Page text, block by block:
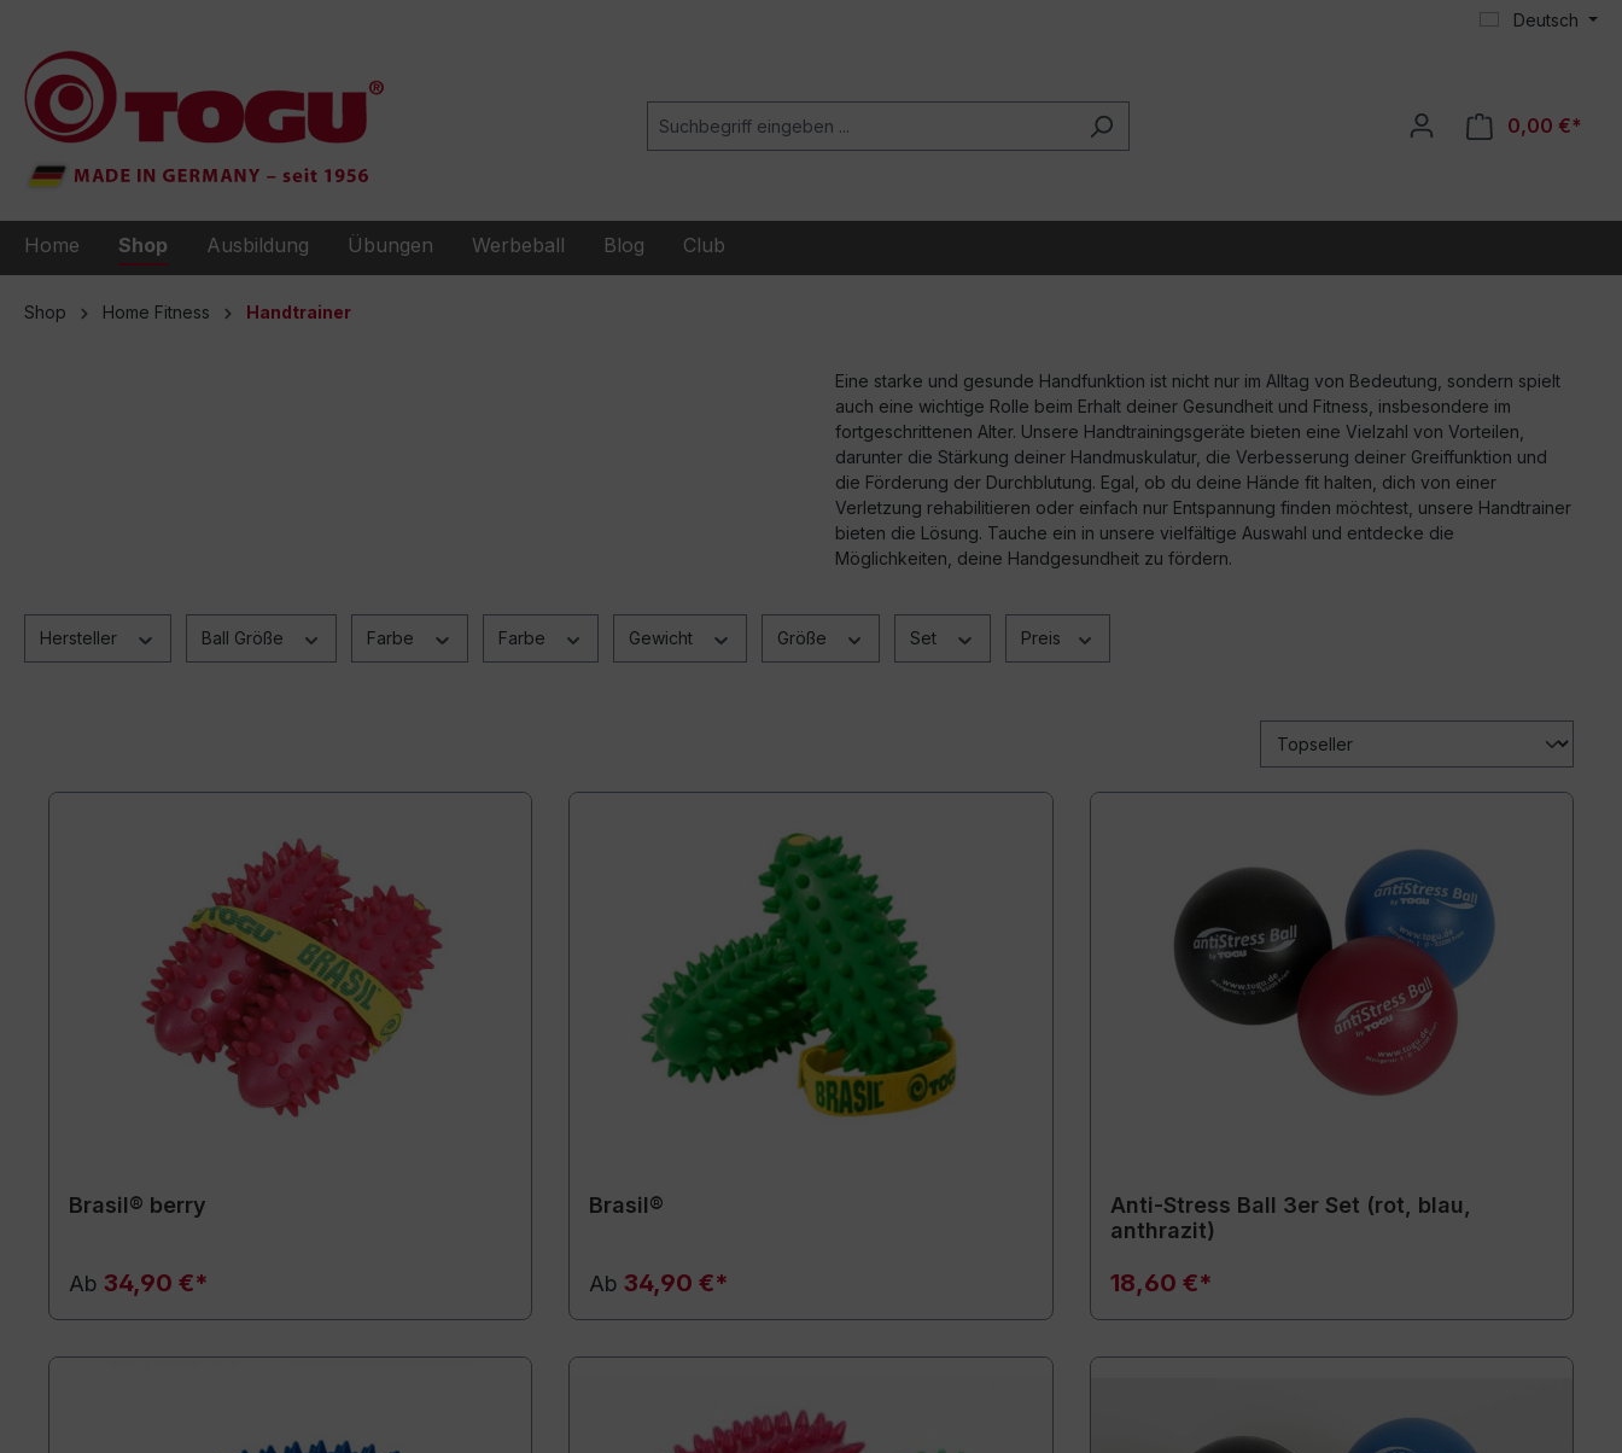
Deutsch
0,00 €*
Home Shop Ausbildung Übungen Werbeball Blog Club
Shop Home Fitness Handtrainer
Eine starke und gesunde Handfunktion ist nicht nur im Alltag von Bedeutung, sondern spielt
auch eine wichtige Rolle beim Erhalt deiner Gesundheit und Fitness, insbesondere im
fortgeschrittenen Alter. Unsere Handtrainingsgeräte bieten eine Vielzahl von Vorteilen,
darunter die Stärkung deiner Handmuskulatur, die Verbesserung deiner Greiffunktion und
die Förderung der Durchblutung. Egal, ob du deine Hände fit halten, dich von einer
Verletzung rehabilitieren oder einfach nur Entspannung finden möchtest, unsere Handtrainer
bieten die Lösung. Tauche ein in unsere vielfältige Auswahl und entdecke die
Möglichkeiten, deine Handgesundheit zu fördern.
Hersteller Ball Größe Farbe Farbe Gewicht Größe Set Preis
Brasil® berry
Ab 34,90 €*
Brasil®
Ab34,90 €*
Anti-Stress Ball 3er Set (rot, blau,
anthrazit)
18,60 €*